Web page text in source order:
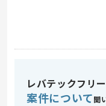
レバテックフリ
案件について 聞